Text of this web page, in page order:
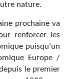
nature.
prochaine va
renforcer les
puisqu’un
Europe /
le premier